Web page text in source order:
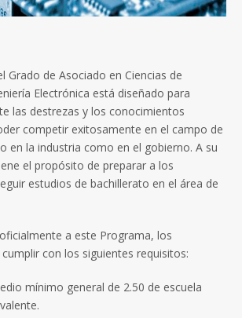
Grado de Asociado en Ciencias de
Electrónica está diseñado para
las destrezas y los conocimientos
competir exitosamente en el campo de
en la industria como en el gobierno. A su
el propósito de preparar a los
estudios de bachillerato en el área de
a este Programa, los
con los siguientes requisitos:
mínimo general de 2.50 de escuela